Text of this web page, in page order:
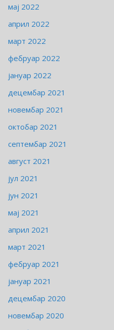
мај 2022
април 2022
март 2022
фебруар 2022
јануар 2022
децембар 2021
новембар 2021
октобар 2021
септембар 2021
август 2021
јул 2021
јун 2021
мај 2021
април 2021
март 2021
фебруар 2021
јануар 2021
децембар 2020
новембар 2020